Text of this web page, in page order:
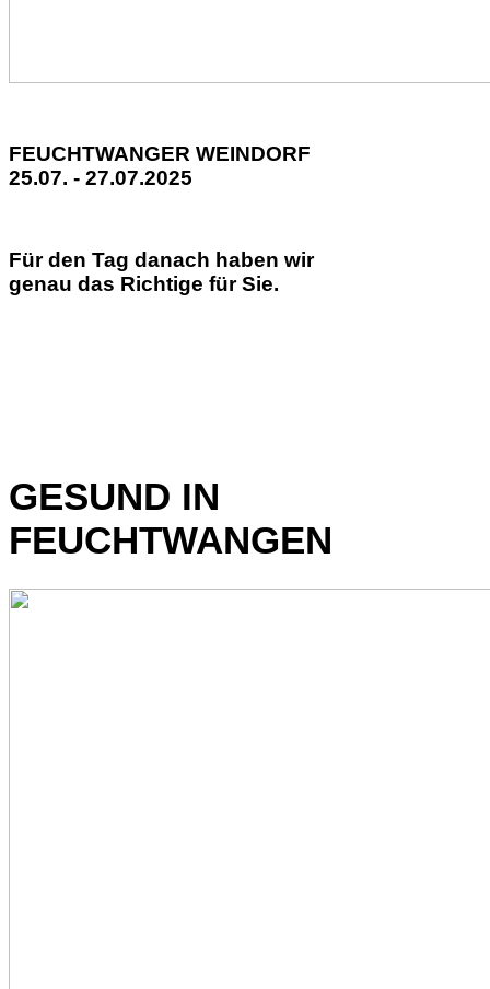
FEUCHTWANGER WEINDORF
25.07. - 27.07.2025
Für den Tag danach haben wir
genau das Richtige für Sie.
GESUND IN
FEUCHTWANGEN